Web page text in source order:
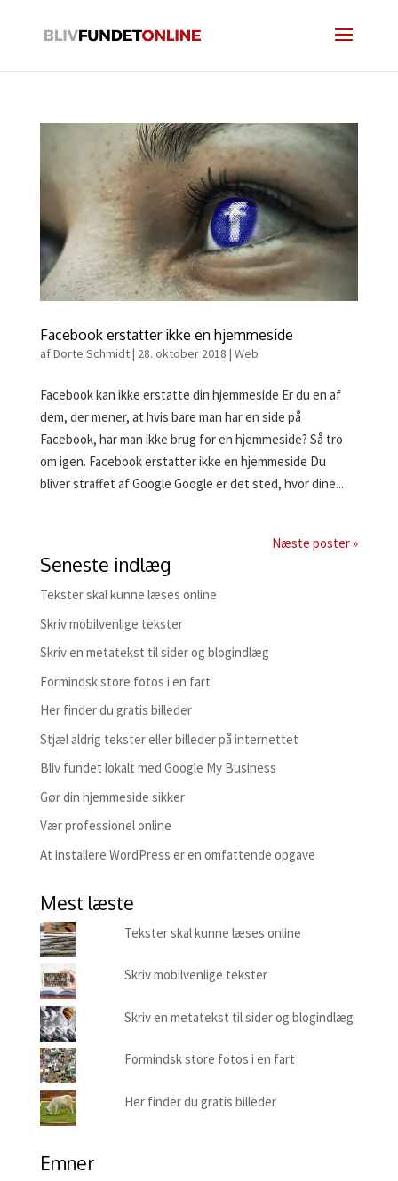
Facebook erstatter ikke en hjemmeside
afDorte Schmidt| 28. oktober 2018 | Web
Facebook kan ikke erstatte din hjemmeside Er du en af
dem, der mener, at hvis bare man har en side på
Facebook, har man ikke brug for en hjemmeside? Så tro
om igen. Facebook erstatter ikke en hjemmeside Du
bliver straffet af Google Google er det sted, hvor dine...
Næste poster »
Seneste indlæg
Tekster skal kunne læses online
Skriv mobilvenlige tekster
Skriv en metatekst til sider og blogindlæg
Formindsk store fotos i en fart
Her finder du gratis billeder
Stjæl aldrig tekster eller billeder på internettet
Bliv fundet lokalt med Google My Business
Gør din hjemmeside sikker
Vær professionel online
At installere WordPress er en omfattende opgave
Mest læste
Tekster skal kunne læses online
Skriv mobilvenlige tekster
Skriv en metatekst til sider og blogindlæg
Formindsk store fotos i en fart
Her finder du gratis billeder
Emner